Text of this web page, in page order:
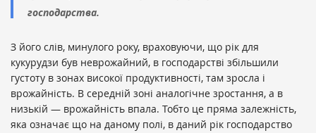
господарства.
З його слів, минулого року, враховуючи, що рік для
кукурудзи був неврожайний, в господарстві збільшили
густоту в зонах високої продуктивності, там зросла і
врожайність. В середній зоні аналогічне зростання, а в
низькій — врожайність впала. Тобто це пряма залежність,
яка означає що на даному полі, в даний рік господарство